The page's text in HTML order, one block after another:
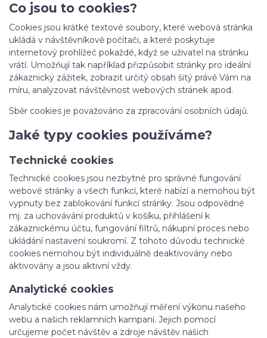
Co jsou to cookies?
Cookies jsou krátké textové soubory, které webová stránka
ukládá v návštěvníkově počítači, a které poskytuje
internetový prohlížeč pokaždé, když se uživatel na stránku
vrátí. Umožňují tak například přizpůsobit stránky pro ideální
zákaznický zážitek, zobrazit určitý obsah šitý právě Vám na
míru, analyzovat návštěvnost webových stránek apod.
Sběr cookies je považováno za zpracování osobních údajů.
Jaké typy cookies používáme?
Technické cookies
Technické cookies jsou nezbytné pro správné fungování
webové stránky a všech funkcí, které nabízí a nemohou být
vypnuty bez zablokování funkcí stránky. Jsou odpovědné
mj. za uchovávání produktů v košíku, přihlášení k
zákaznickému účtu, fungování filtrů, nákupní proces nebo
ukládání nastavení soukromí. Z tohoto důvodu technické
cookies nemohou být individuálně deaktivovány nebo
aktivovány a jsou aktivní vždy.
Analytické cookies
Analytické cookies nám umožňují měření výkonu našeho
webu a našich reklamních kampaní. Jejich pomocí
určujeme počet návštěv a zdroje návštěv našich